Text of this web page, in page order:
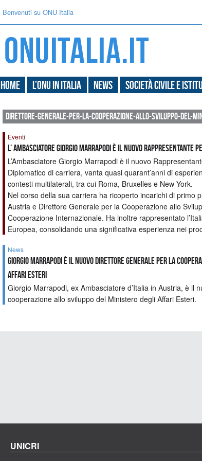
Benvenuti su ONU Italia
Home L’ONU in Italia News Società civile e
direttore-generale-per-la-cooperazione-allo-sviluppo-del-
Eventi
L’ Ambasciatore Giorgio Marrapodi è il nuovo Rappresentante
L’Ambasciatore Giorgio Marrapodi è il nuovo
Diplomatico di carriera, vanta quasi quarant’anni di
contesti multilaterali, tra cui Roma, Bruxelles e New York.
Nel corso della sua carriera ha ricoperto incarichi di primo
Austria e Direttore Generale per la Cooperazione allo
Cooperazione Internazionale. Ha inoltre rappresentato
Europea, consolidando una significativa esperienza nei
News
Giorgio Marrapodi è il nuovo direttore generale per la
Affari Esteri
Giorgio Marrapodi, ex Ambasciatore d’Italia in Austria, è il
cooperazione allo sviluppo del Ministero degli Affari Esteri.
UNICRI